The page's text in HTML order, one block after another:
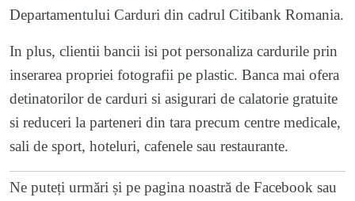
Departamentului Carduri din cadrul Citibank Romania.
In plus, clientii bancii isi pot personaliza cardurile prin
inserarea propriei fotografii pe plastic. Banca mai ofera
detinatorilor de carduri si asigurari de calatorie gratuite
si reduceri la parteneri din tara precum centre medicale,
sali de sport, hoteluri, cafenele sau restaurante.
Ne puteți urmări și pe pagina noastră de Facebook sau